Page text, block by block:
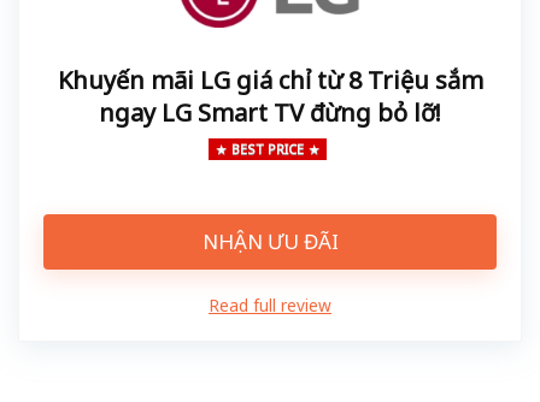
Khuyến mãi LG giá chỉ từ 8 Triệu sắm
ngay LG Smart TV đừng bỏ lỡ!
BEST PRICE
NHẬN ƯU ĐÃI
Read full review